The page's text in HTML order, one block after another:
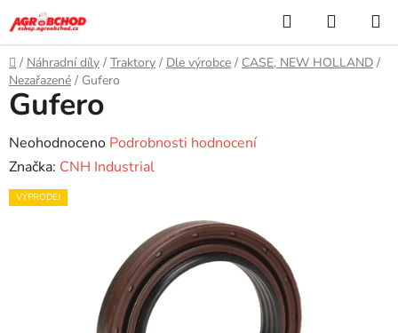
na
obsah
Hledat
KOŠÍK
Domů
/ Náhradní díly / Traktory / Dle výrobce / CASE, NEW HOLLAND /
Nezařazené / Gufero
Gufero
Průměrné
hodnocení
produktu
Neohodnoceno Podrobnosti hodnocení
Značka: CNH Industrial
VÝPRODEJ